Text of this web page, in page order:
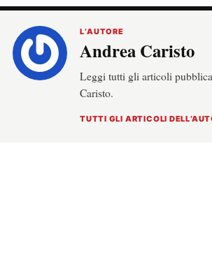
L’AUTORE
Andrea Caristo
Leggi tutti gli articoli
Caristo.
TUTTI GLI ARTICOLI